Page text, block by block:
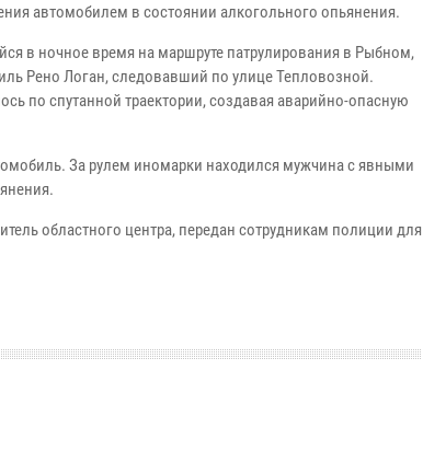
автомобилем в состоянии алкогольного опьянения.
в ночное время на маршруте патрулирования в Рыбном,
Рено Логан, следовавший по улице Тепловозной.
по спутанной траектории, создавая аварийно-опасную
За рулем иномарки находился мужчина с явными
областного центра, передан сотрудникам полиции для